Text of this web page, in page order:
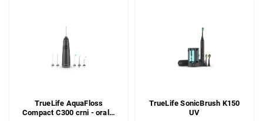
TrueLife AquaFloss
Compact C300 crni - oralni
TrueLife SonicBrush K150
UV